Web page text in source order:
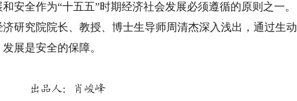
全作为“十五五”时期经济社会发展必须遵循的原则之一。
研究院院长、教授、博士生导师周清杰深入浅出，通过生动
展是安全的保障。
出品人：肖峻峰